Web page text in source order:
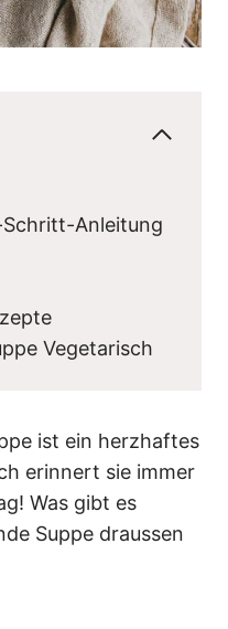
Anleitung
Vegetarisch
ist ein herzhaftes
erinnert sie immer
Was gibt es
Suppe draussen